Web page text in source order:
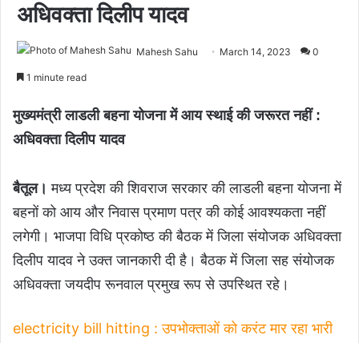
अधिवक्ता दिलीप यादव
Mahesh Sahu March 14, 2023 0
1 minute read
मुख्यमंत्री लाडली बहना योजना में आय स्थाई की जरूरत नहीं :
अधिवक्ता दिलीप यादव
बैतूल। मध्य प्रदेश की शिवराज सरकार की लाडली बहना योजना में
बहनों को आय और निवास प्रमाण पत्र की कोई आवश्यकता नहीं
लगेगी। भाजपा विधि प्रकोष्ठ की बैठक में जिला संयोजक अधिवक्ता
दिलीप यादव ने उक्त जानकारी दी है। बैठक में जिला सह संयोजक
अधिवक्ता जयदीप रूनवाल प्रमुख रूप से उपस्थित रहे।
electricity bill hitting : उपभोक्ताओं को करंट मार रहा भारी